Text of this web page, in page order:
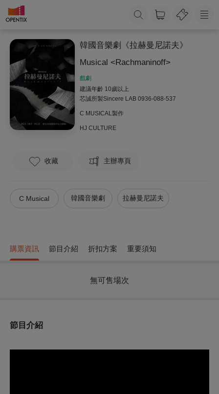
韓國音樂劇《拉赫曼尼諾夫》
Musical <Rachmaninoff>
戲劇
建議年齡 10歲以上
芯誠所製Sincere LAB 0936-088-537
C MUSICAL製作
HJ CULTURE
收藏 主辦專頁
C Musical 韓國音樂劇 拉赫曼尼諾夫
購票資訊 節目介紹 折扣方案 重要須知
無可售場次
節目介紹